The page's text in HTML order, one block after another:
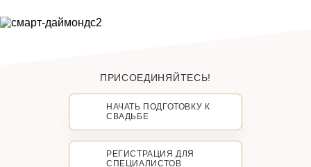
ПРИСОЕДИНЯЙТЕСЬ!
НАЧАТЬ ПОДГОТОВКУ К
СВАДЬБЕ
РЕГИСТРАЦИЯ ДЛЯ
СПЕЦИАЛИСТОВ